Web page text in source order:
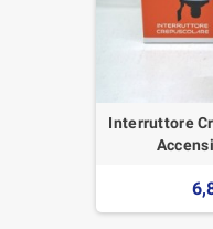
Interruttore